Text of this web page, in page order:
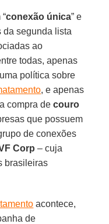
conexão única” e
da segunda lista
ao
todas, apenas
política sobre
, e apenas
compra decouro
que possuem
de conexões
Corp – cuja
brasileiras
acontece,
de